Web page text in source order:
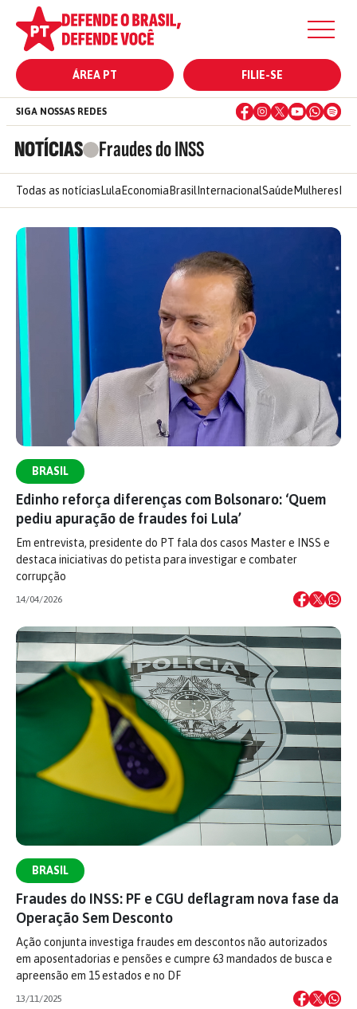
ÁREA PT FILIE-SE
NOTÍCIAS Fraudes do INSS
SIGA NOSSAS REDES
Todas as notícias Lula Economia Brasil InternacionalSaúde Mulheres
BRASIL
Edinho reforça diferenças com Bolsonaro: ‘Quem
pediu apuração de fraudes foi Lula’
Em entrevista, presidente do PT fala dos casos Master e INSS e
destaca iniciativas do petista para investigar e combater
corrupção
14/04/2026
BRASIL
Fraudes do INSS: PF e CGU deflagram nova fase da
Operação Sem Desconto
Ação conjunta investiga fraudes em descontos não autorizados
em aposentadorias e pensões e cumpre 63 mandados de busca e
apreensão em 15 estados e no DF
13/11/2025